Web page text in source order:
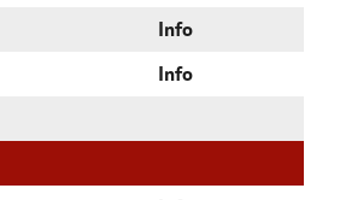
Info
Info